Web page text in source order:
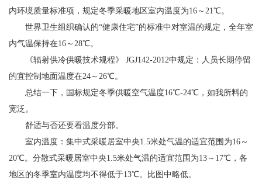
内环境质量标准项，规定冬季采暖地区室内温度为16～21℃。
世界卫生组织确认的“健康住宅”的标准中对室温的规定，全年室
内气温保持在16～28℃。
《辐射供冷供暖技术规程》 JGJ142-2012中规定：人员长期停留
的宜控制地面温度在24～26℃。
总结一下，国标规定冬季供暖空气温度16℃-24℃，如我所料的
宽泛。
舒适与否还要看温度分部。
室内温度：集中式采暖居室中央1.5米处气温的适宜范围为16～
20℃。分散式采暖居室中央1.5米处气温的适宜范围为13～17℃，各
地区的冬季室内温度均不得低于13℃。比图中略低。